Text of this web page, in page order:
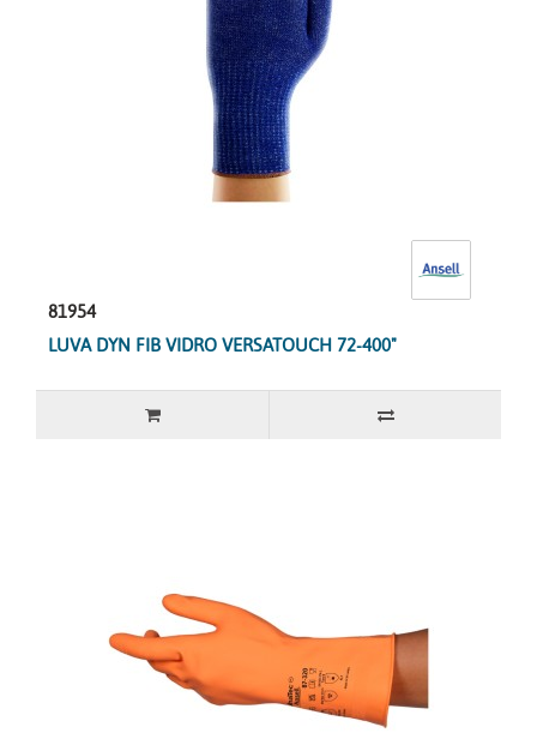
81954
LUVA DYN FIB VIDRO VERSATOUCH 72-400"